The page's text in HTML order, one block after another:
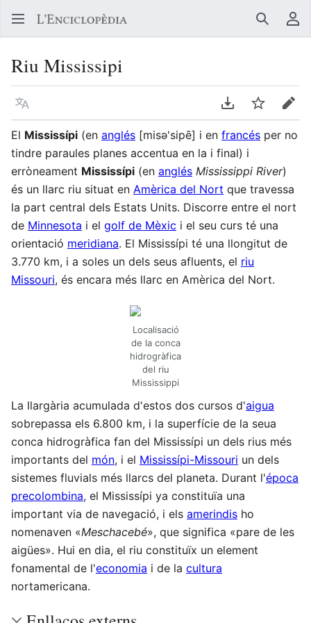
Buscar
Riu Mississipi
Llegir en un atre idioma Descarregar en
Vigilar
El Mississípi (en anglés [misə'sipē] i en francés per no
tindre paraules planes accentua en la i final) i
erròneament Mississípi (en anglés Mississippi River)
és un llarc riu situat en Amèrica del Nort que travessa
la part central dels Estats Units. Discorre entre el nort
de Minnesota i el golf de Mèxic i el seu curs té una
orientació meridiana. El Mississípi té una llongitut de
3.770 km, i a soles un dels seus afluents, el riu
Missouri, és encara més llarc en Amèrica del Nort.
Localisació
de la conca
hidrogràfica
del riu
Mississippi
La llargària acumulada d'estos dos cursos d'aigua
sobrepassa els 6.800 km, i la superfície de la seua
conca hidrogràfica fan del Mississípi un dels rius més
importants del món, i el Mississípi-Missouri un dels
sistemes fluvials més llarcs del planeta. Durant l'época
precolombina, el Mississípi ya constituïa una
important via de navegació, i els amerindis ho
nomenaven «Meschacebé», que significa «pare de les
aigües». Hui en dia, el riu constituïx un element
fonamental de l'economia i de la cultura
nortamericana.